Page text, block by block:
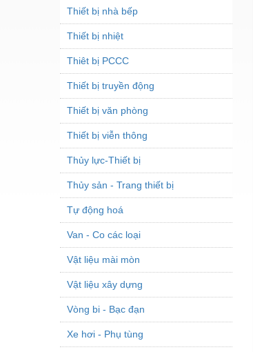
Thiết bị nhà bếp
Thiết bị nhiệt
Thiêt bị PCCC
Thiết bị truyền động
Thiết bị văn phòng
Thiết bị viễn thông
Thủy lực-Thiết bị
Thủy sản - Trang thiết bị
Tự động hoá
Van - Co các loại
Vật liệu mài mòn
Vật liệu xây dựng
Vòng bi - Bạc đạn
Xe hơi - Phụ tùng